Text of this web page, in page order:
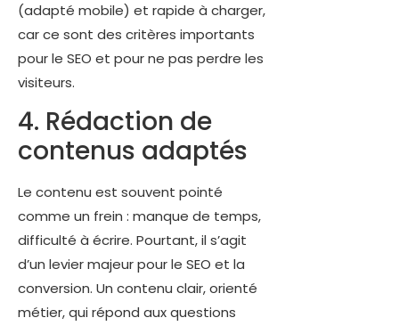
(adapté mobile) et rapide à charger,
car ce sont des critères importants
pour le SEO et pour ne pas perdre les
visiteurs.
4. Rédaction de
contenus adaptés
Le contenu est souvent pointé
comme un frein : manque de temps,
difficulté à écrire. Pourtant, il s’agit
d’un levier majeur pour le SEO et la
conversion. Un contenu clair, orienté
métier, qui répond aux questions